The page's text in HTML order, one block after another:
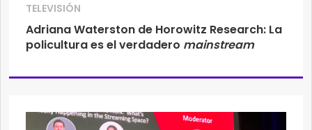
TELEVISIÓN
Adriana Waterston de Horowitz Research: La
policultura es el verdadero mainstream